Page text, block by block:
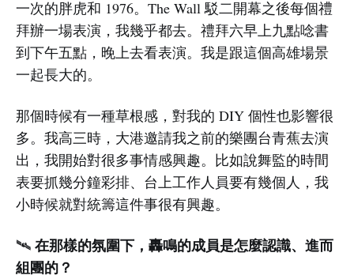
一次的胖虎和 1976。The Wall 駁二開幕之後每個禮
拜辦一場表演，我幾乎都去。禮拜六早上九點唸書
到下午五點，晚上去看表演。我是跟這個高雄場景
一起長大的。
那個時候有一種草根感，對我的 DIY 個性也影響很
多。我高三時，大港邀請我之前的樂團台青蕉去演
出，我開始對很多事情感興趣。比如說舞監的時間
表要抓幾分鐘彩排、台上工作人員要有幾個人，我
小時候就對統籌這件事很有興趣。
🛰️ 在那樣的氛圍下，轟鳴的成員是怎麼認識、進而
組團的？